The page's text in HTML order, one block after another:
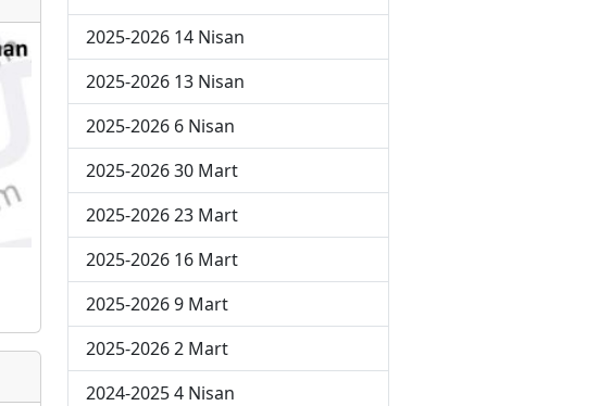
2025-2026 14 Nisan
2025-2026 13 Nisan
2025-2026 6 Nisan
2025-2026 30 Mart
2025-2026 23 Mart
2025-2026 16 Mart
2025-2026 9 Mart
2025-2026 2 Mart
2024-2025 4 Nisan